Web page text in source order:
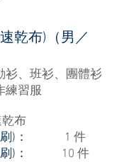
乾布)（男／
衫、班衫、團體衫
練習服
布
印刷)：
1 件
印刷)：
10 件